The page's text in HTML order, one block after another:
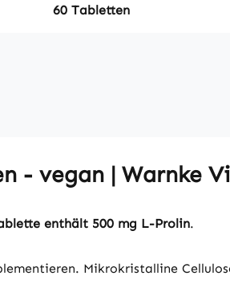
60 Tabletten
- vegan | Warnke
enthält 500 mg L-Prolin.
Mikrokristalline